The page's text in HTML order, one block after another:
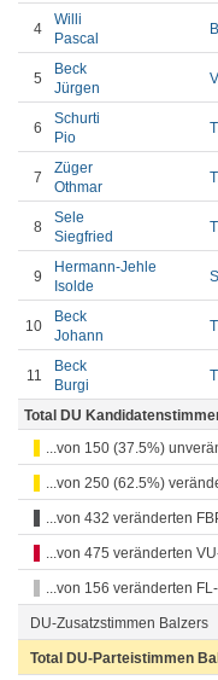
4
Willi
Pascal
5
Beck
Jürgen
6
Schurti
Pio
7
Züger
Othmar
8
Sele
Siegfried
9
Hermann-Jehle
Isolde
10
Beck
Johann
11
Beck
Burgi
Total DU
...von 150 (37.5%)
...von 250 (62.5%)
...von 432 veränderten
...von 475 veränderten
...von 156 veränderten
DU-Zusatzstimmen Balzers
Total DU-Parteistimmen